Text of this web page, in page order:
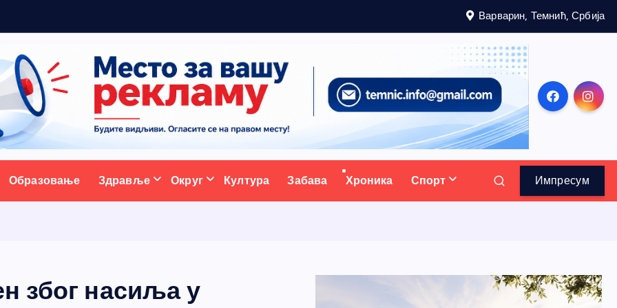
Варварин, Темнић, Србија
портал
Образовање Здравље Округ Култура Забава Хроника Спорт Импресум
због насиља у